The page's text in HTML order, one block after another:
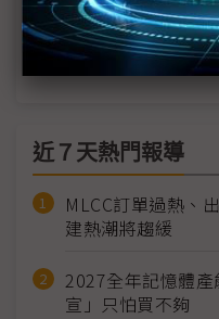
中東戰火衝擊全球航
近７天熱門報導
MLCC訂單過熱、
建熱潮將趨緩
2027全年記憶體
宣」只怕買不夠